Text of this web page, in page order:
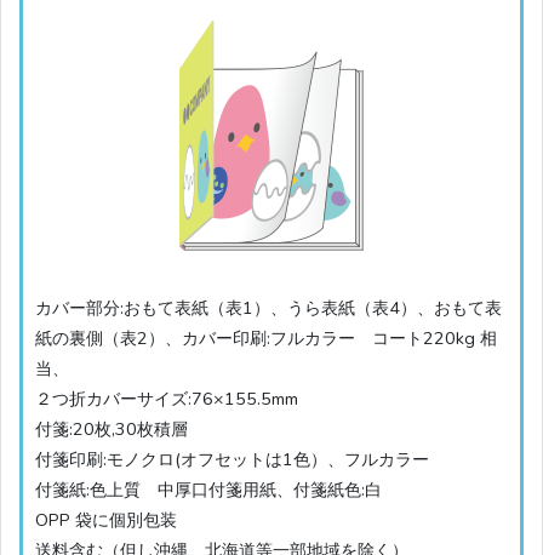
カバー部分:おもて表紙（表1）、うら表紙（表4）、おもて表
紙の裏側（表2）、カバー印刷:フルカラー コート220kg 相
当、
２つ折カバーサイズ:76×155.5mm
付箋:20枚,30枚積層
付箋印刷:モノクロ(オフセットは1色）、フルカラー
付箋紙:色上質 中厚口付箋用紙、付箋紙色:白
OPP 袋に個別包装
送料含む（但し沖縄、北海道等一部地域を除く）